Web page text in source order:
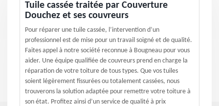
Tuile cassée traitée par Couverture
Douchez et ses couvreurs
Pour réparer une tuile cassée, l’intervention d’un
professionnel est de mise pour un travail soigné et de qualité.
Faites appel à notre société reconnue à Bougneau pour vous
aider. Une équipe qualifiée de couvreurs prend en charge la
réparation de votre toiture de tous types. Que vos tuiles
soient légèrement fissurées ou totalement cassées, nous
trouverons la solution adaptée pour remettre votre toiture à
son état. Profitez ainsi d’un service de qualité à prix